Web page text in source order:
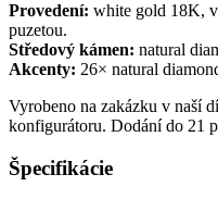
Provedení: white gold 18K,
puzetou.
Středový kámen: natural
Akcenty: 26× natural
Vyrobeno na zakázku v naší
konfigurátoru. Dodání do 21
Špecifikácie